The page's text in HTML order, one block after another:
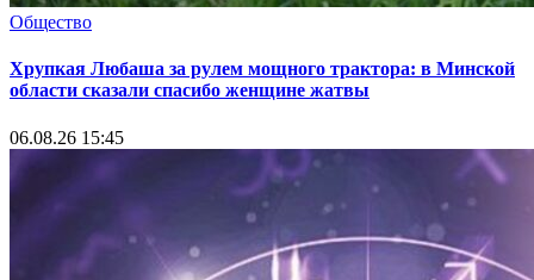
Общество
Хрупкая Любаша за рулем мощного трактора: в Минской
области сказали спасибо женщине жатвы
06.08.26 15:45